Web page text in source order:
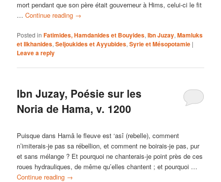
mort pendant que son père était gouverneur à Hims, celui-ci le fit
…Continue reading →
Posted in Fatimides, Hamdanides et Bouyides,Ibn Juzay,Mamluks
et Ilkhanides,Seljoukides et Ayyubides,Syrie et Mésopotamie |
Leave a reply
Ibn Juzay, Poésie sur les
Noria de Hama, v. 1200
Puisque dans Hamâ le fleuve est ‘asî (rebelle), comment
n’imiterais-je pas sa rébellion, et comment ne boirais-je pas, pur
et sans mélange ? Et pourquoi ne chanterais-je point près de ces
roues hydrauliques, de même qu’elles chantent ; et pourquoi …
Continue reading →